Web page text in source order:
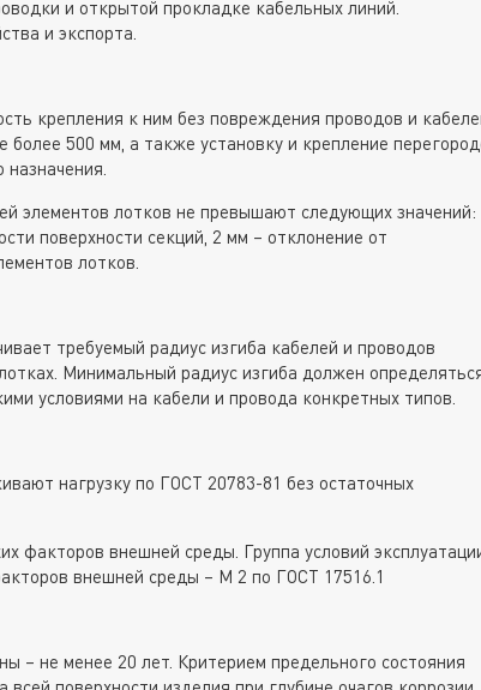
и открытой прокладке кабельных линий.
и экспорта.
крепления к ним без повреждения проводов и
500 мм, а также установку и крепление
элементов лотков не превышают следующих значений:
поверхности секций, 2 мм – отклонение от
лотков.
требуемый радиус изгиба кабелей и проводов
Минимальный радиус изгиба должен
условиями на кабели и провода конкретных типов.
нагрузку по ГОСТ 20783-81 без остаточных
факторов внешней среды. Группа условий
внешней среды – М 2 по ГОСТ 17516.1
– не менее 20 лет. Критерием предельного состояния